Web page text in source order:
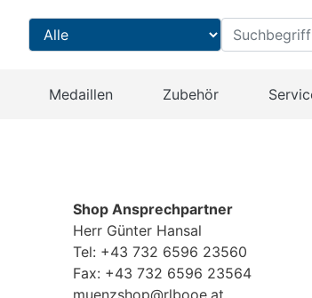
Medaillen Zubehör
Shop Ansprechpartner
Herr Günter Hansal
Tel: +43 732 6596 23560
Fax: +43 732 6596 23564
muenzshop@rlbooe.at